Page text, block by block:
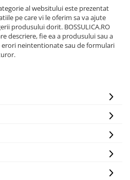
al websitului este prezentat
pe care vi le oferim sa va ajute
produsului dorit. BOSSULICA.RO
descriere, fie ea a produsului sau a
erori neintentionate sau de formulari